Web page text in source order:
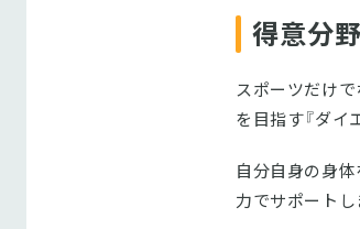
得意分野
スポーツだけで
を目指す『ダイ
自分自身の身
力でサポートし